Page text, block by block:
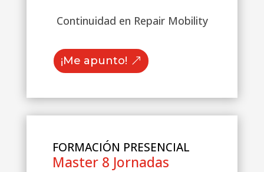
Continuidad en Repair Mobility
¡Me apunto!
FORMACIÓN PRESENCIAL
Master 8 Jornadas